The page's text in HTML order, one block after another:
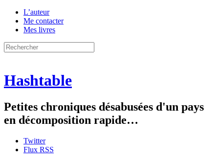
L’auteur
Me contacter
Mes livres
Hashtable
Petites chroniques désabusées d'un pays
en décomposition rapide…
Twitter
Flux RSS